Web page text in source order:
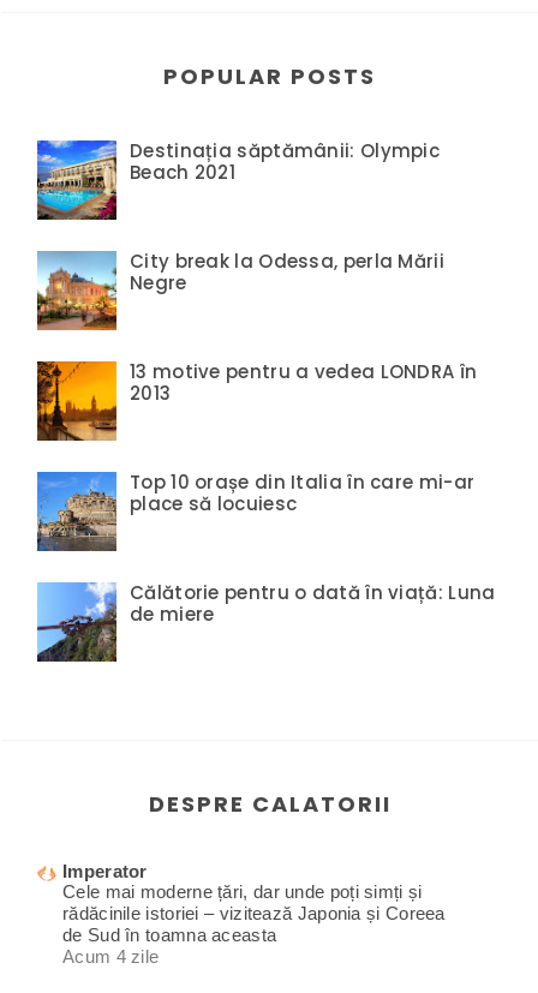
POPULAR POSTS
Destinația săptămânii: Olympic
Beach 2021
City break la Odessa, perla Mării
Negre
13 motive pentru a vedea LONDRA în
2013
Top 10 orașe din Italia în care mi-ar
place să locuiesc
Călătorie pentru o dată în viață: Luna
de miere
DESPRE CALATORII
Imperator
Cele mai moderne țări, dar unde poți simți și
rădăcinile istoriei – vizitează Japonia și Coreea
de Sud în toamna aceasta
Acum 4 zile